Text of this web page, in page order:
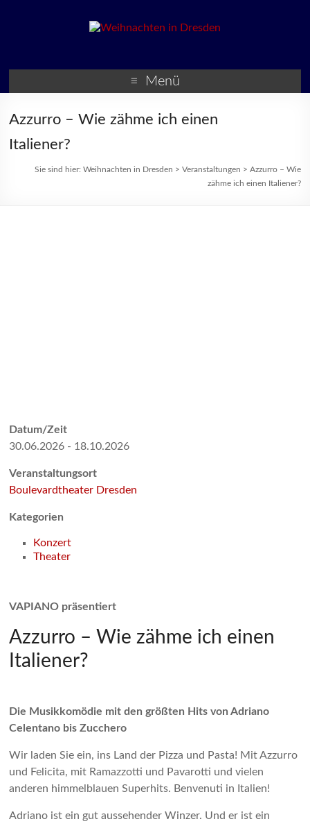
Veranstaltungen zur
Weihnachtszeit
Menü
Azzurro – Wie zähme ich einen
Italiener?
Sie sind hier: Weihnachten in Dresden > Veranstaltungen > Azzurro – Wie
zähme ich einen Italiener?
Datum/Zeit
30.06.2026 - 18.10.2026
Veranstaltungsort
Boulevardtheater Dresden
Kategorien
Konzert
Theater
VAPIANO präsentiert
Azzurro – Wie zähme ich einen
Italiener?
Die Musikkomödie mit den größten Hits von Adriano
Celentano bis Zucchero
Wir laden Sie ein, ins Land der Pizza und Pasta! Mit Azzurro
und Felicita, mit Ramazzotti und Pavarotti und vielen
anderen himmelblauen Superhits. Benvenuti in Italien!
Adriano ist ein gut aussehender Winzer. Und er ist ein